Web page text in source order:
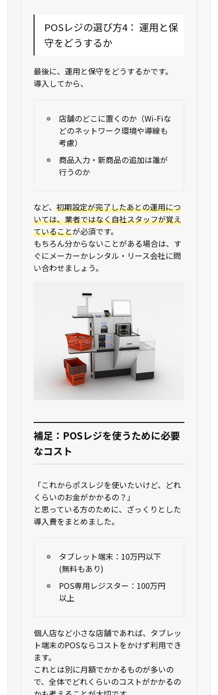
POSレジの選び方4： 運用と保
守をどうするか
最後に、運用と保守をどうするかです。
導入してから、
店舗のどこに置くのか（Wi-Fiな
どのネットワーク環境や導線も
考慮）
商品入力・新商品の追加は誰が
行うのか
など、 初期設定が完了したあとの運用につ
いては、業者ではなく自社スタッフが覚え
ていることが必須です。
もちろん分からないことがある場合は、す
ぐにメーカーかレンタル・リース会社に問
い合わせましょう。
補足：POSレジを使うために必要
なコスト
「これからポスレジを使いたいけど、どれ
くらいのお金がかかるの？」
と思っている方のために、ざっくりとした
導入費をまとめました。
タブレット端末：10万円以下
(無料もあり)
POS専用レジスター：100万円
以上
個人店など小さな店舗であれば、タブレッ
ト端末のPOSならコストをかけず利用でき
ます。
これとは別に月額でかかるものが多いの
で、全体でどれくらいのコストがかかるの